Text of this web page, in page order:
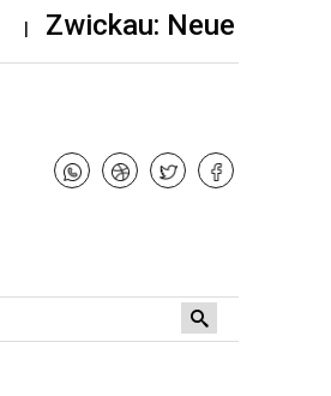
Zwickau: Neue